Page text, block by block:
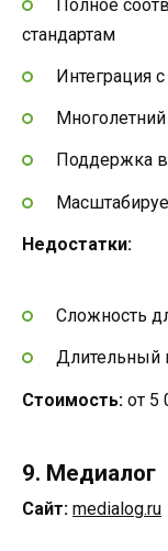
Полное
стандартам
Интеграция
Поддержка
Недостатки:
Сложность
Длительный
Стоимость: от 5
9. Медиалог
Сайт: medialog.ru